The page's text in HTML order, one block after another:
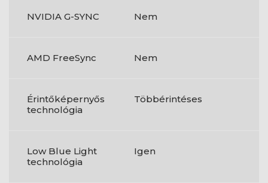
NVIDIA G-SYNC Nem
AMD FreeSync Nem
Érintőképernyős
technológia
Többérintéses
Low Blue Light
technológia
Igen